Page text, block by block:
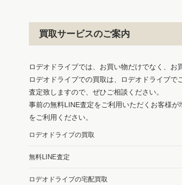
買取サービスのご案内
ロデオドライブでは、お買い物だけでなく、お
ロデオドライブでの買取は、ロデオドライブ
査定致しますので、ぜひご相談ください。
事前の無料LINE査定をご利用いただくお客様
をご利用ください。
ロデオドライブの買取
無料LINE査定
ロデオドライブの宅配買取